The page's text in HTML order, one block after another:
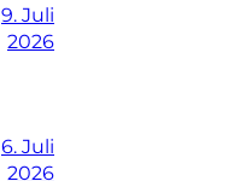
9. Juli
2026
6. Juli
2026